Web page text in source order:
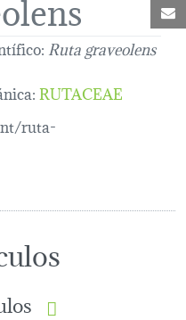
Ruta graveolens
:RUTACEAE